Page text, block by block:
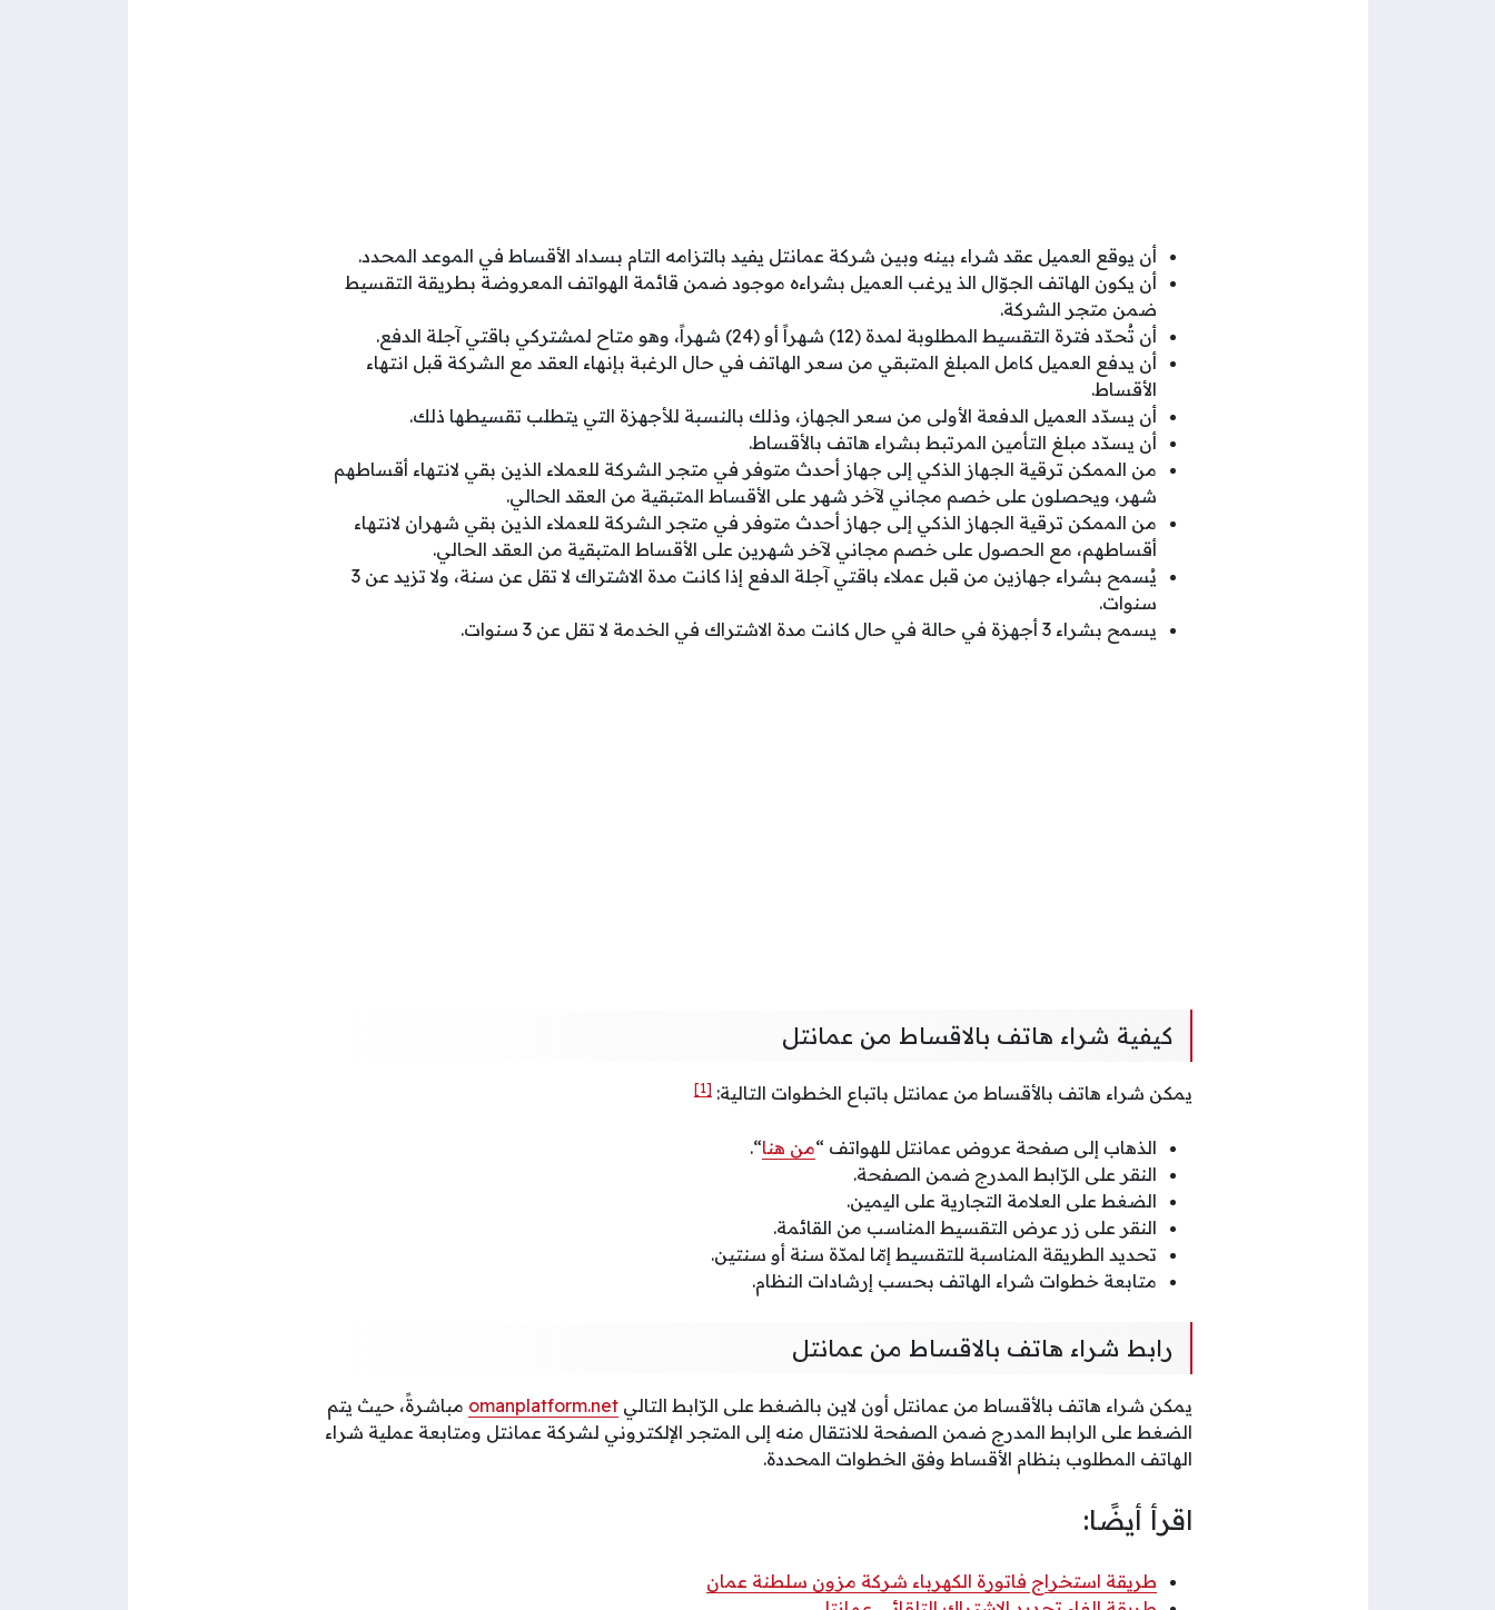
أن يوقع العميل عقد شراء بينه وبين شركة عمانتل يفيد بالتزامه التام بسداد الأقساط في الموعد المحدد.
أن يكون الهاتف الجوّال الذ يرغب العميل بشراءه موجود ضمن قائمة الهواتف المعروضة بطريقة التقسيط
ضمن متجر الشركة.
أن تُحدّد فترة التقسيط المطلوبة لمدة (12) شهراً أو (24) شهراً، وهو متاح لمشتركي باقتي آجلة الدفع.
أن يدفع العميل كامل المبلغ المتبقي من سعر الهاتف في حال الرغبة بإنهاء العقد مع الشركة قبل انتهاء
الأقساط.
أن يسدّد العميل الدفعة الأولى من سعر الجهاز، وذلك بالنسبة للأجهزة التي يتطلب تقسيطها ذلك.
أن يسدّد مبلغ التأمين المرتبط بشراء هاتف بالأقساط.
من الممكن ترقية الجهاز الذكي إلى جهاز أحدث متوفر في متجر الشركة للعملاء الذين بقي لانتهاء أقساطهم
شهر، ويحصلون على خصم مجاني لآخر شهر على الأقساط المتبقية من العقد الحالي.
من الممكن ترقية الجهاز الذكي إلى جهاز أحدث متوفر في متجر الشركة للعملاء الذين بقي شهران لانتهاء
أقساطهم، مع الحصول على خصم مجاني لآخر شهرين على الأقساط المتبقية من العقد الحالي.
يُسمح بشراء جهازين من قبل عملاء باقتي آجلة الدفع إذا كانت مدة الاشتراك لا تقل عن سنة، ولا تزيد عن 3
سنوات.
يسمح بشراء 3 أجهزة في حالة في حال كانت مدة الاشتراك في الخدمة لا تقل عن 3 سنوات.
كيفية شراء هاتف بالاقساط من عمانتل
يمكن شراء هاتف بالأقساط من عمانتل باتباع الخطوات التالية: [1]
الذهاب إلى صفحة عروض عمانتل للهواتف “من هنا“.
النقر على الرّابط المدرج ضمن الصفحة.
الضغط على العلامة التجارية على اليمين.
النقر على زر عرض التقسيط المناسب من القائمة.
تحديد الطريقة المناسبة للتقسيط إمّا لمدّة سنة أو سنتين.
متابعة خطوات شراء الهاتف بحسب إرشادات النظام.
رابط شراء هاتف بالاقساط من عمانتل
يمكن شراء هاتف بالأقساط من عمانتل أون لاين بالضغط على الرّابط التالي omanplatform.net مباشرةً، حيث يتم
الضغط على الرابط المدرج ضمن الصفحة للانتقال منه إلى المتجر الإلكتروني لشركة عمانتل ومتابعة عملية شراء
الهاتف المطلوب بنظام الأقساط وفق الخطوات المحددة.
اقرأ أيضًا:
طريقة استخراج فاتورة الكهرباء شركة مزون سلطنة عمان